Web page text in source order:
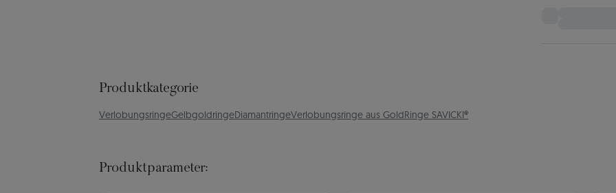
Produktkategorie
VerlobungsringeGelbgoldringeDiamantringeVerlobungsringe aus GoldRinge SAVICKI®
Produktparameter: